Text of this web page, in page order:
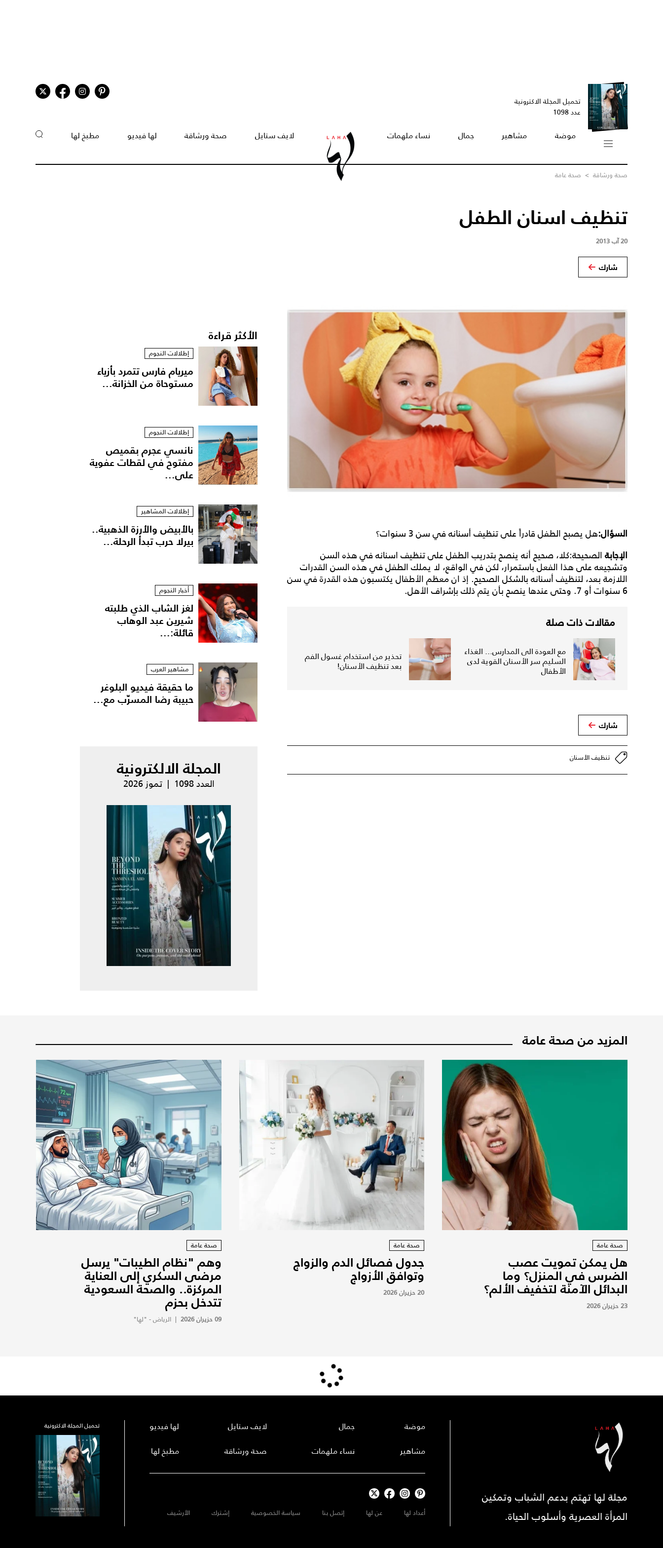
تحميل المجلة الاكترونية
عدد 1098
موضة مشاهير جمال نساء ملهمات لايف ستايل صحة ورشاقة لها فيديو مطبخ لها
صحة ورشاقة > صحة عامة
تنظيف اسنان الطفل
20 آب 2013
شارك
السؤال:هل يصبح الطفل قادراً على تنظيف أسنانه في سن 3 سنوات؟
الإجابة الصحيحة:كلا، صحيح أنه ينصح بتدريب الطفل على تنظيف اسنانه في هذه السن
وتشجيعه على هذا الفعل باستمرار، لكن في الواقع، لا يملك الطفل في هذه السن القدرات
اللازمة بعد، لتنظيف أسنانه بالشكل الصحيح. إذ ان معظم الأطفال يكتسبون هذه القدرة في سن
6 سنوات أو 7. وحتى عندها ينصح بأن يتم ذلك بإشراف الأهل.
مقالات ذات صلة
مع العودة الى المدارس... الغذاء
السليم سر الأسنان القوية لدى
الأطفال
تحذير من استخدام غسول الفم
بعد تنظيف الأسنان!
شارك
تنظيف الأسنان
الأكثر قراءة
إطلالات النجوم
ميريام فارس تتمرد بأزياء
مستوحاة من الخزانة...
إطلالات النجوم
نانسي عجرم بقميص
مفتوح في لقطات عفوية
على...
إطلالات المشاهير
بالأبيض والأرزة الذهبية..
بيرلا حرب تبدأ الرحلة...
أخبار النجوم
لغز الشاب الذي طلبته
شيرين عبد الوهاب
قائلة:...
مشاهير العرب
ما حقيقة فيديو البلوغر
حبيبة رضا المسرّب مع...
المجلة الالكترونية
العدد 1098 | تموز 2026
المزيد من صحة عامة
صحة عامة
هل يمكن تمويت عصب
الضرس في المنزل؟ وما
البدائل الآمنة لتخفيف الألم؟
23 حزيران 2026
صحة عامة
جدول فصائل الدم والزواج
وتوافق الأزواج
20 حزيران 2026
صحة عامة
وهم "نظام الطيبات" يرسل
مرضى السكري إلى العناية
المركزة.. والصحة السعودية
تتدخل بحزم
09 حزيران 2026 |الرياض - "لها"
مجلة لها تهتم بدعم الشباب وتمكين
المرأة العصرية وأسلوب الحياة.
موضة
مشاهير
جمال
نساء ملهمات
لايف ستايل
صحة ورشاقة
لها فيديو
مطبخ لها
أعداد لها عن لها إتصل بنا سياسة الخصوصية إشترك الأرشيف
تحميل المجلة الاكترونية